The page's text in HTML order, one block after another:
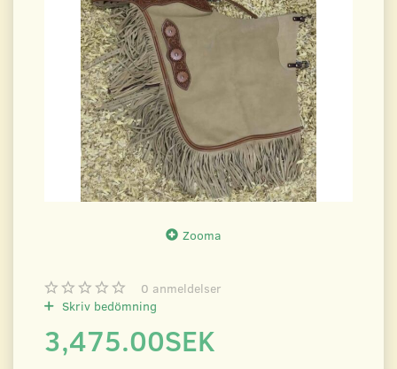
Zooma
0 anmeldelser
Skriv bedömning
3,475.00SEK